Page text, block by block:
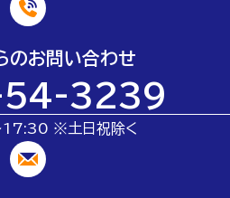
のお問い合わせ
3239
※土日祝除く